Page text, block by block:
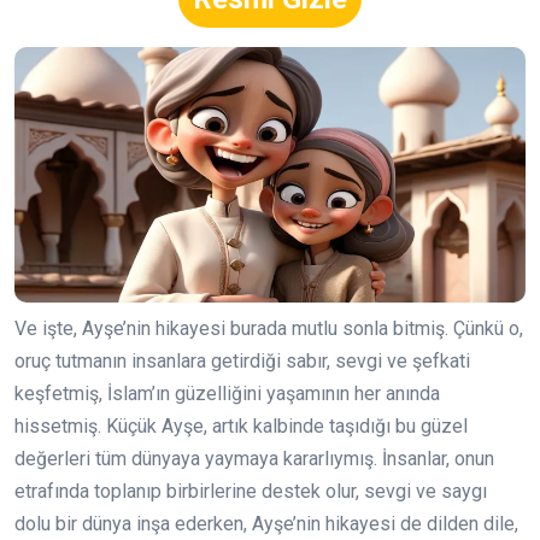
Ve işte, Ayşe’nin hikayesi burada mutlu sonla bitmiş. Çünkü o,
oruç tutmanın insanlara getirdiği sabır, sevgi ve şefkati
keşfetmiş, İslam’ın güzelliğini yaşamının her anında
hissetmiş. Küçük Ayşe, artık kalbinde taşıdığı bu güzel
değerleri tüm dünyaya yaymaya kararlıymış. İnsanlar, onun
etrafında toplanıp birbirlerine destek olur, sevgi ve saygı
dolu bir dünya inşa ederken, Ayşe’nin hikayesi de dilden dile,